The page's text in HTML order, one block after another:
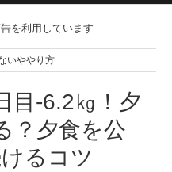
ら嬉しいです！よろしくお願い
を利用しています
いややり方
目-6.2㎏！夕
？夕食を公
るコツ